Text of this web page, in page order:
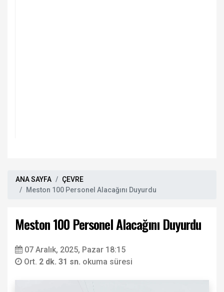
ANA SAYFA
ÇEVRE
Meston 100 Personel Alacağını Duyurdu
Meston 100 Personel Alacağını Duyurdu
07 Aralık, 2025, Pazar 18:15
Ort. 2 dk. 31 sn. okuma süresi